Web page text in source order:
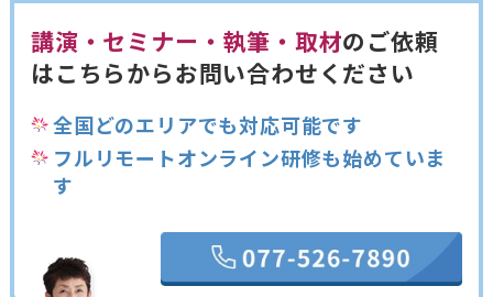
講演・セミナー・執筆・取材のご依頼
はこちらからお問い合わせください
全国どのエリアでも対応可能です
フルリモートオンライン研修も始めていま
す